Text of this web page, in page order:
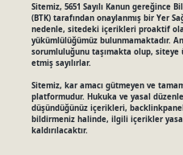
Sitemiz, 5651 Sayılı Kanun gereğince
(BTK) tarafından onaylanmış bir Yer
nedenle, sitedeki içerikleri proaktif
yükümlülüğümüz bulunmamaktadır.
sorumluluğunu taşımakta olup,
etmiş sayılırlar.
Sitemiz, kar amacı gütmeyen ve
platformudur. Hukuka ve yasal
düşündüğünüz içerikleri,
bildirmeniz halinde, ilgili içerikler
kaldırılacaktır.